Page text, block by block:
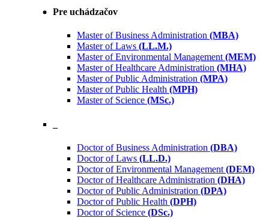
Pre uchádzačov
Master of Business Administration (MBA)
Master of Laws (LL.M.)
Master of Environmental Management (MEM)
Master of Healthcare Administration (MHA)
Master of Public Administration (MPA)
Master of Public Health (MPH)
Master of Science (MSc.)
Doctor of Business Administration (DBA)
Doctor of Laws (LL.D.)
Doctor of Environmental Management (DEM)
Doctor of Healthcare Administration (DHA)
Doctor of Public Administration (DPA)
Doctor of Public Health (DPH)
Doctor of Science (DSc.)